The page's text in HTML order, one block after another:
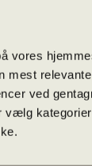
vores
mest
ved
vælg
– OFN